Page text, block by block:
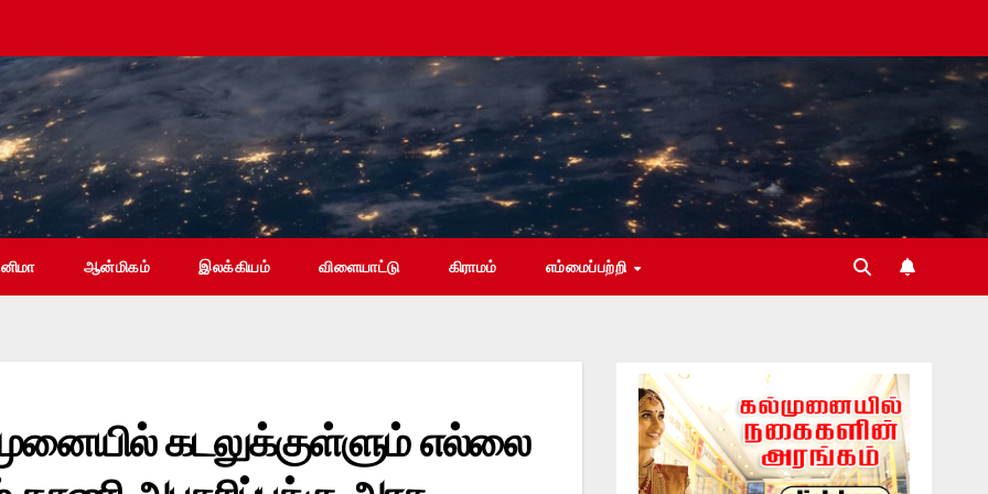
ஆன்மிகம் இலக்கியம் விளையாட்டு கிராமம் எம்மைப்பற்றி
கடலுக்குள்ளும் எல்லை